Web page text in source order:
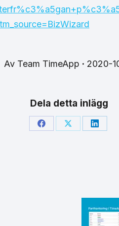
Av Team TimeApp 2020-
Dela detta inlägg
Share Share Share